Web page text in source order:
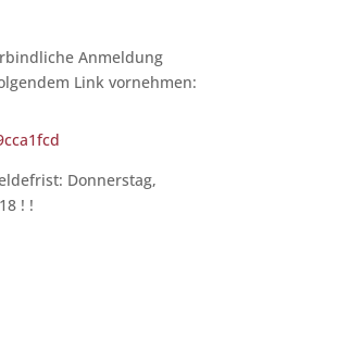
Anmeldung
Link vornehmen:
Donnerstag,
! !